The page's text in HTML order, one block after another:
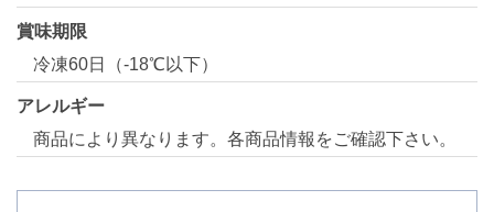
賞味期限
冷凍60日（-18℃以下）
アレルギー
商品により異なります。各商品情報をご確認下さい。